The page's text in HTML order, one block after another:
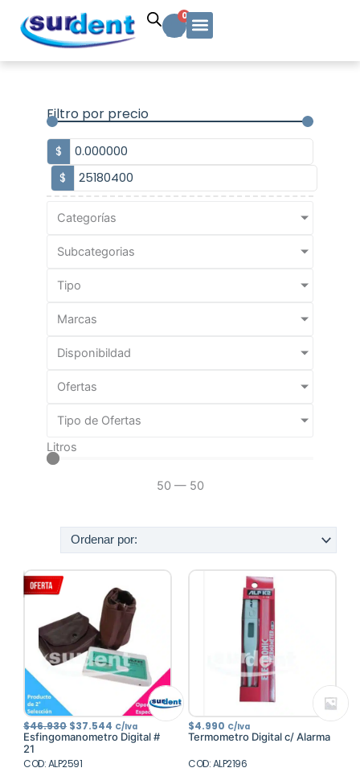
contenido
0
Carrito
Filtro por precio
$
$
Categorías
Subcategorias
Tipo
Marcas
Disponibildad
Ofertas
Tipo de Ofertas
Litros
50 — 50
$46.930 El
precio
original
$46.930.
$37.544 El
precio
actual
C/Iva
Esfingomanometro Digital #
21
COD: ALP2591
$4.990 C/Iva
Termometro Digital c/ Alarma
COD: ALP2196